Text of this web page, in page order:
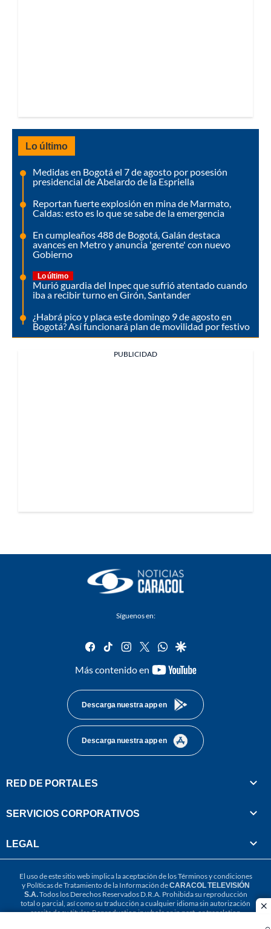
Lo último
Medidas en Bogotá el 7 de agosto por posesión
presidencial de Abelardo de la Espriella
Reportan fuerte explosión en mina de Marmato,
Caldas: esto es lo que se sabe de la emergencia
En cumpleaños 488 de Bogotá, Galán destaca
avances en Metro y anuncia 'gerente' con nuevo
Gobierno
Lo último
Murió guardia del Inpec que sufrió atentado cuando
iba a recibir turno en Girón, Santander
¿Habrá pico y placa este domingo 9 de agosto en
Bogotá? Así funcionará plan de movilidad por festivo
PUBLICIDAD
Síguenos en:
facebook
tiktok instagram
twitterwhatsapp
google
Más contenido en
youtube-
Descarga nuestra app en
Descarga nuestra app en
RED DE PORTALES
SERVICIOS CORPORATIVOS
LEGAL
El uso de este sitio web implica la aceptación de losTérminos y condiciones
y Políticas de Tratamiento de la Información deCARACOL TELEVISIÓN
S.A.Todos los Derechos Reservados D.R.A. Prohibida su reproducción
total o parcial, así como su traducción a cualquier idioma sin autorización
escrita de su titular. Reproduction in whole or in part, or translation